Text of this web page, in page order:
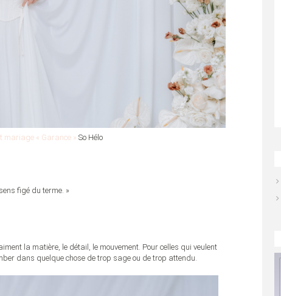
mariage « Garance » So Hélo
figé du terme. »
la matière, le détail, le mouvement. Pour celles qui veulent
dans quelque chose de trop sage ou de trop attendu.